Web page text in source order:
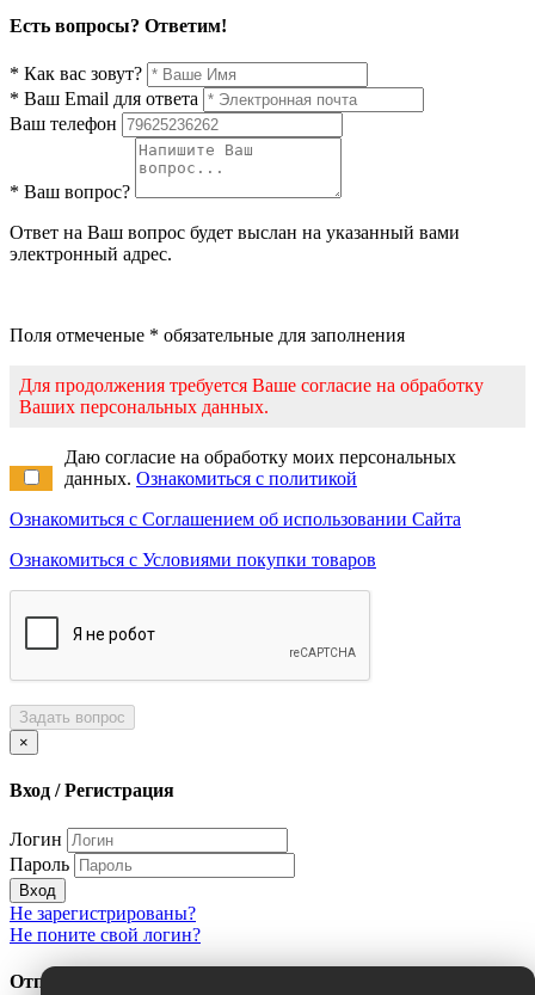
Есть вопросы? Ответим!
* Как вас зовут?
* Ваш Email для ответа
Ваш телефон
* Ваш вопрос?
Ответ на Ваш вопрос будет выслан на указанный вами
электронный адрес.
Поля отмеченые * обязательные для заполнения
Для продолжения требуется Ваше согласие на обработку
Ваших персональных данных.
Даю согласие на обработку моих персональных
данных. Ознакомиться с политикой
Ознакомиться с Соглашением об использовании Сайта
Ознакомиться с Условиями покупки товаров
Задать вопрос
×
Вход / Регистрация
Логин
Пароль
Вход
Не зарегистрированы?
Не поните свой логин?
Отправить сообщение об ошибке?